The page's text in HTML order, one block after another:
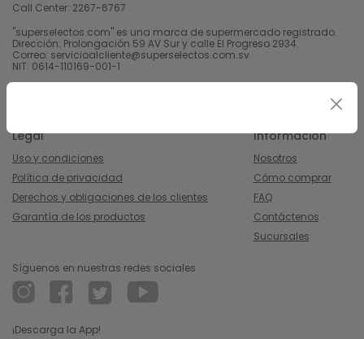
Call Center: 2267-6767
"superselectos.com" es una marca de supermercado registrado.
Dirección: Prolongación 59 AV Sur y calle El Progreso 2934.
Correo: servicioalcliente@superselectos.com.sv
NIT: 0614-110169-001-1
Legal
Uso y condiciones
Política de privacidad
Derechos y obligaciones de los clientes
Garantía de los productos
Información
Nosotros
Cómo comprar
FAQ
Contáctenos
Sucursales
Síguenos en nuestras redes sociales
¡Descarga la App!